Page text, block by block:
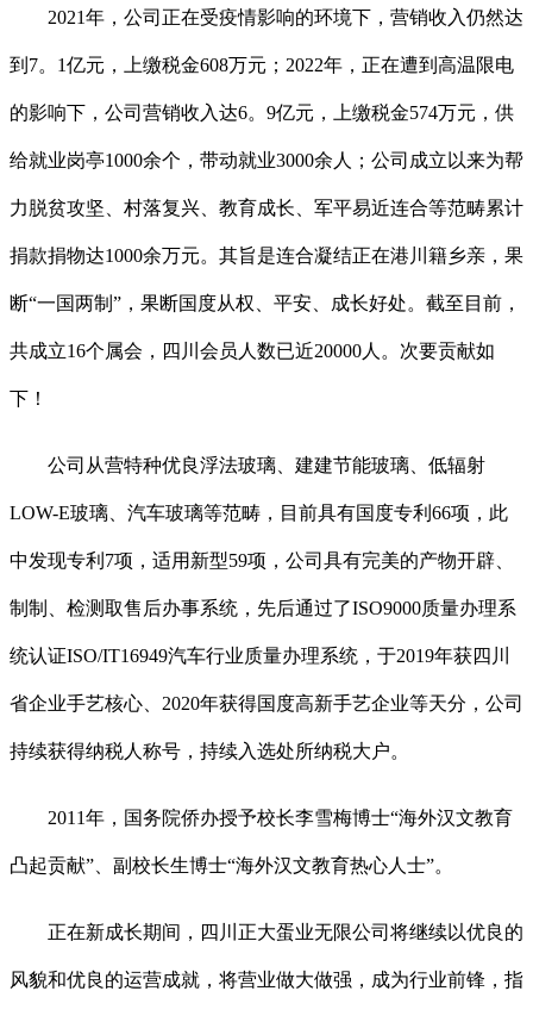
2021年，公司正在受疫情影响的环境下，营销收入仍然达
到7。1亿元，上缴税金608万元；2022年，正在遭到高温限电
的影响下，公司营销收入达6。9亿元，上缴税金574万元，供
给就业岗亭1000余个，带动就业3000余人；公司成立以来为帮
力脱贫攻坚、村落复兴、教育成长、军平易近连合等范畴累计
捐款捐物达1000余万元。其旨是连合凝结正在港川籍乡亲，果
断“一国两制”，果断国度从权、平安、成长好处。截至目前，
共成立16个属会，四川会员人数已近20000人。次要贡献如
下！
公司从营特种优良浮法玻璃、建建节能玻璃、低辐射
LOW-E玻璃、汽车玻璃等范畴，目前具有国度专利66项，此
中发现专利7项，适用新型59项，公司具有完美的产物开辟、
制制、检测取售后办事系统，先后通过了ISO9000质量办理系
统认证ISO/IT16949汽车行业质量办理系统，于2019年获四川
省企业手艺核心、2020年获得国度高新手艺企业等天分，公司
持续获得纳税人称号，持续入选处所纳税大户。
2011年，国务院侨办授予校长李雪梅博士“海外汉文教育
凸起贡献”、副校长生博士“海外汉文教育热心人士”。
正在新成长期间，四川正大蛋业无限公司将继续以优良的
风貌和优良的运营成就，将营业做大做强，成为行业前锋，指